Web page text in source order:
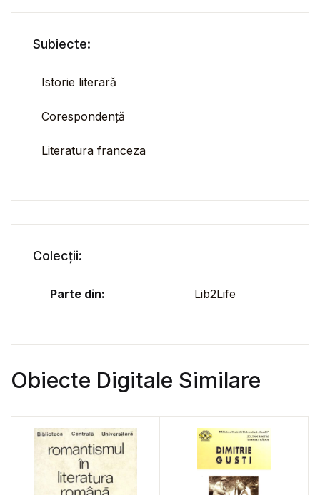
Subiecte:
Istorie literară
Corespondență
Literatura franceza
Colecții:
Parte din: Lib2Life
Obiecte Digitale Similare